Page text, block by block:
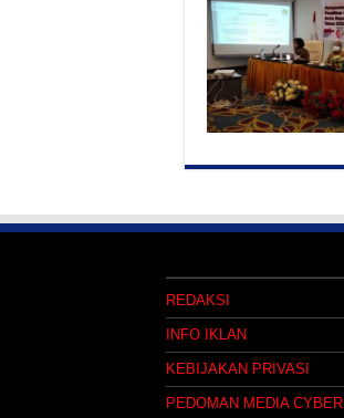
REDAKSI
INFO IKLAN
KEBIJAKAN PRIVASI
PEDOMAN MEDIA CYBER